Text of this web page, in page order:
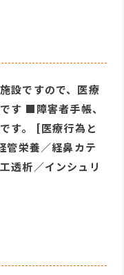
設ですので、医療
す ■障害者手帳、
す。 [医療行為と
管栄養／経鼻カテ
透析／インシュリ